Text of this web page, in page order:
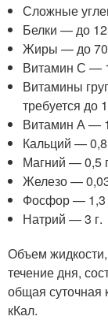
Сложные
Белки — до
Жиры — до 70
Витамин С —
Витамины
требуется до
Витамин А —
Кальций — 0,8
Магний — 0,5
Железо —
Фосфор — 1,3
Натрий — 3 г.
Объем
течение дня,
общая суточная
кКал.